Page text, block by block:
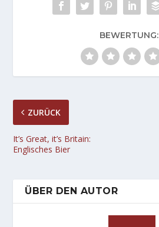
BEWERTUNG:
ZURÜCK
It’s Great, it’s Britain:
Englisches Bier
ÜBER DEN AUTOR